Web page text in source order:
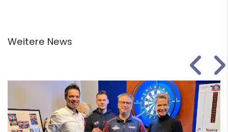
Weitere News